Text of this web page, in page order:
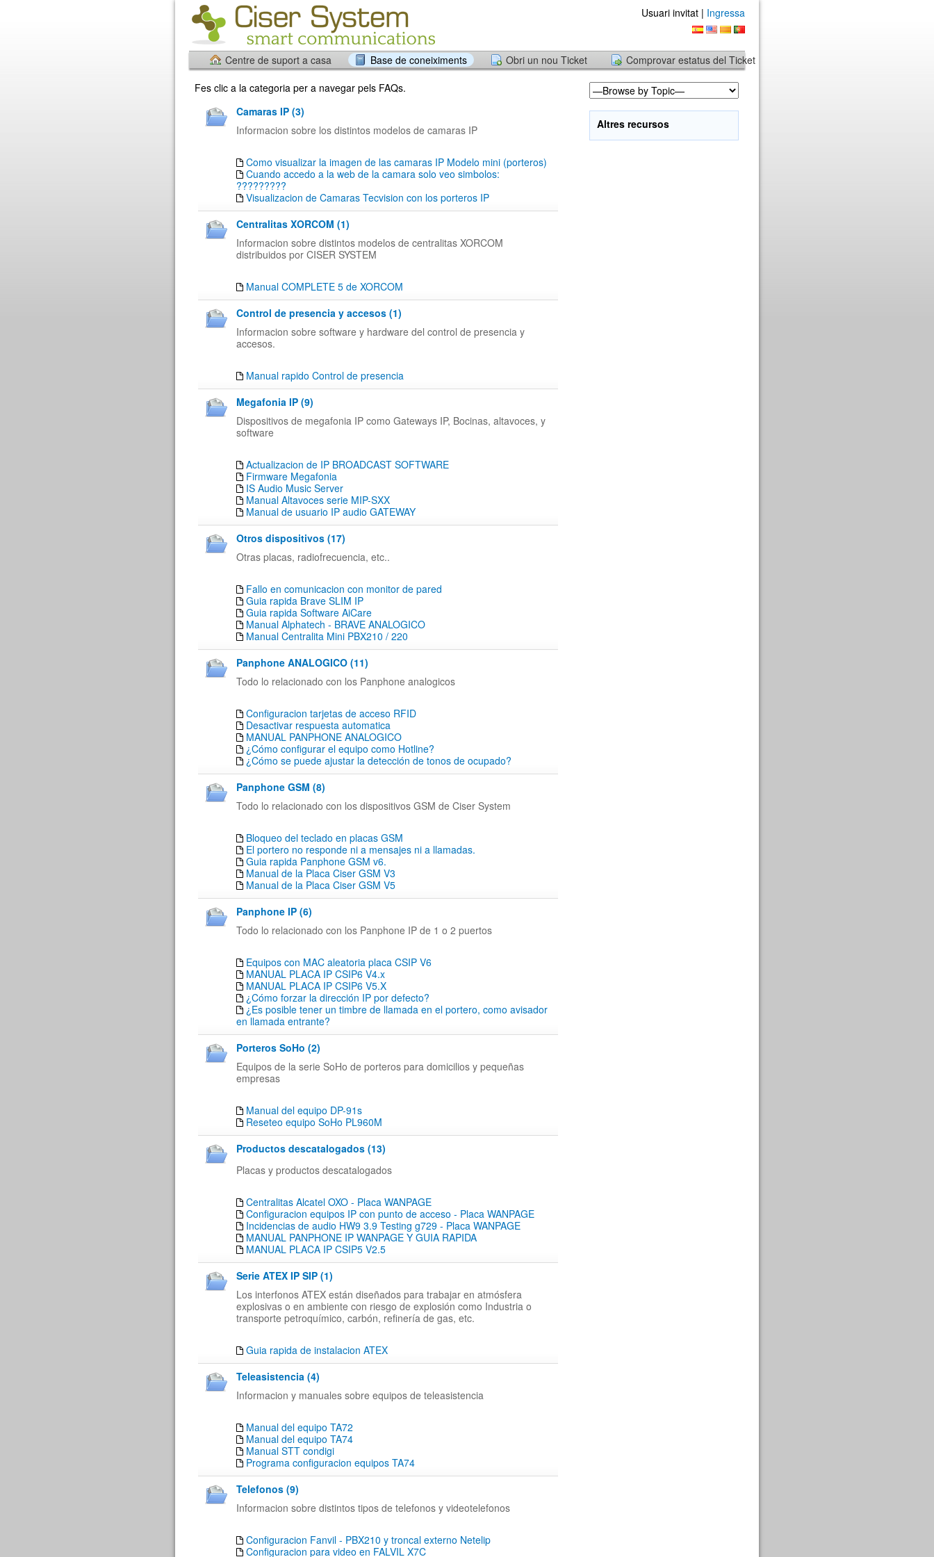
Usuari invitat | Ingressa
Centre de suport a casa Base de coneiximents Obri un nou Ticket
Comprovar estatus del Ticket
Fes clic a la categoria per a navegar pels FAQs.
Camaras IP (3)
Informacion sobre los distintos modelos de camaras IP
Como visualizar la imagen de las camaras IP Modelo mini (porteros)
Cuando accedo a la web de la camara solo veo simbolos:
?????????
Visualizacion de Camaras Tecvision con los porteros IP
Centralitas XORCOM (1)
Informacion sobre distintos modelos de centralitas XORCOM
distribuidos por CISER SYSTEM
Manual COMPLETE 5 de XORCOM
Control de presencia y accesos (1)
Informacion sobre software y hardware del control de presencia y
accesos.
Manual rapido Control de presencia
Megafonia IP (9)
Dispositivos de megafonia IP como Gateways IP, Bocinas, altavoces, y
software
Actualizacion de IP BROADCAST SOFTWARE
Firmware Megafonia
IS Audio Music Server
Manual Altavoces serie MIP-SXX
Manual de usuario IP audio GATEWAY
Otros dispositivos (17)
Otras placas, radiofrecuencia, etc..
Fallo en comunicacion con monitor de pared
Guia rapida Brave SLIM IP
Guia rapida Software AiCare
Manual Alphatech - BRAVE ANALOGICO
Manual Centralita Mini PBX210 / 220
Panphone ANALOGICO (11)
Todo lo relacionado con los Panphone analogicos
Configuracion tarjetas de acceso RFID
Desactivar respuesta automatica
MANUAL PANPHONE ANALOGICO
¿Cómo configurar el equipo como Hotline?
¿Cómo se puede ajustar la detección de tonos de ocupado?
Panphone GSM (8)
Todo lo relacionado con los dispositivos GSM de Ciser System
Bloqueo del teclado en placas GSM
El portero no responde ni a mensajes ni a llamadas.
Guia rapida Panphone GSM v6.
Manual de la Placa Ciser GSM V3
Manual de la Placa Ciser GSM V5
Panphone IP (6)
Todo lo relacionado con los Panphone IP de 1 o 2 puertos
Equipos con MAC aleatoria placa CSIP V6
MANUAL PLACA IP CSIP6 V4.x
MANUAL PLACA IP CSIP6 V5.X
¿Cómo forzar la dirección IP por defecto?
¿Es posible tener un timbre de llamada en el portero, como avisador
en llamada entrante?
Porteros SoHo (2)
Equipos de la serie SoHo de porteros para domicilios y pequeñas
empresas
Manual del equipo DP-91s
Reseteo equipo SoHo PL960M
Productos descatalogados (13)
Placas y productos descatalogados
Centralitas Alcatel OXO - Placa WANPAGE
Configuracion equipos IP con punto de acceso - Placa WANPAGE
Incidencias de audio HW9 3.9 Testing g729 - Placa WANPAGE
MANUAL PANPHONE IP WANPAGE Y GUIA RAPIDA
MANUAL PLACA IP CSIP5 V2.5
Serie ATEX IP SIP (1)
Los interfonos ATEX están diseñados para trabajar en atmósfera
explosivas o en ambiente con riesgo de explosión como Industria o
transporte petroquímico, carbón, refinería de gas, etc.
Guia rapida de instalacion ATEX
Teleasistencia (4)
Informacion y manuales sobre equipos de teleasistencia
Manual del equipo TA72
Manual del equipo TA74
Manual STT condigi
Programa configuracion equipos TA74
Telefonos (9)
Informacion sobre distintos tipos de telefonos y videotelefonos
Configuracion Fanvil - PBX210 y troncal externo Netelip
Configuracion para video en FALVIL X7C
Altres recursos